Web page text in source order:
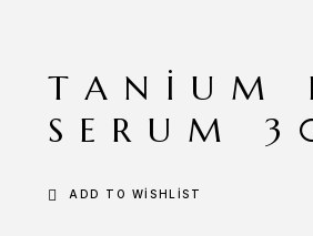
TANİUM
SERUM
ADD TO WISHLIST